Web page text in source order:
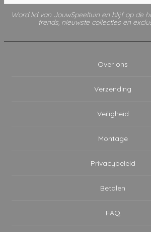
Word lid van JouwSpeeltuin en blijf op de
trends, nieuwste collecties en
Over ons
Verzending
Veiligheid
Montage
Privacybeleid
Betalen
FAQ